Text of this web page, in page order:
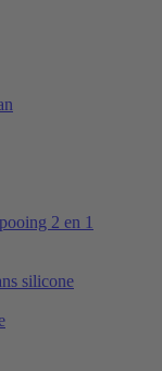
2 en 1
silicone